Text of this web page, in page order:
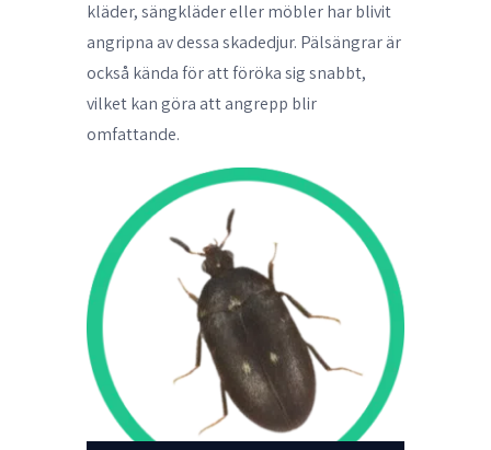
kläder, sängkläder eller möbler har blivit
angripna av dessa skadedjur. Pälsängrar är
också kända för att föröka sig snabbt,
vilket kan göra att angrepp blir
omfattande.